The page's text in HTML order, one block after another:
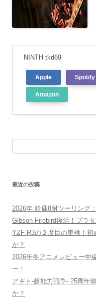
NINTH tkd69
Apple Spotify
Amazon
最近の投稿
2026年 鈴鹿8耐ツーリング
Gibson Firebird復活！プラ
YZF-R3の２度目の車検！
か？
2026年冬アニメレビュー中
ー！
アギト-超能力戦争- 25周年
か？